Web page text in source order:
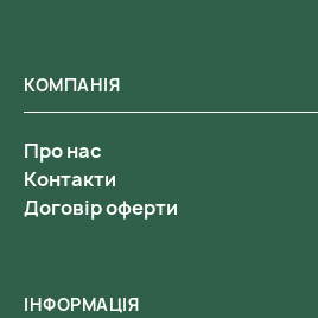
ІНФОРМАЦІЯ
КОМПАНІЯ
Про нас
Контакти
Договір оферти